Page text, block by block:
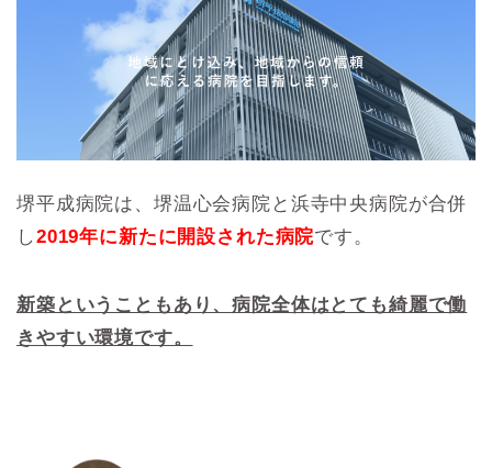
堺平成病院は、 堺温心会病院と浜寺中央病院が合併
し2019年に新たに開設された病院です。
新築ということもあり、病院全体はとても綺麗で働
きやすい環境です。